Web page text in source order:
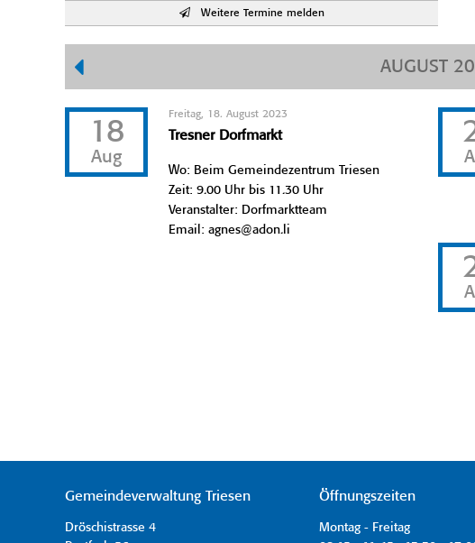
Weitere Termine melden
AUGUST
18
Aug
Freitag, 18. August 2023
Tresner Dorfmarkt
Wo: Beim Gemeindezentrum Triesen
Zeit: 9.00 Uhr bis 11.30 Uhr
Veranstalter: Dorfmarktteam
Email: agnes@adon.li
Gemeindeverwaltung Triesen
Dröschistrasse 4
Öffnungszeiten
Montag - Freitag